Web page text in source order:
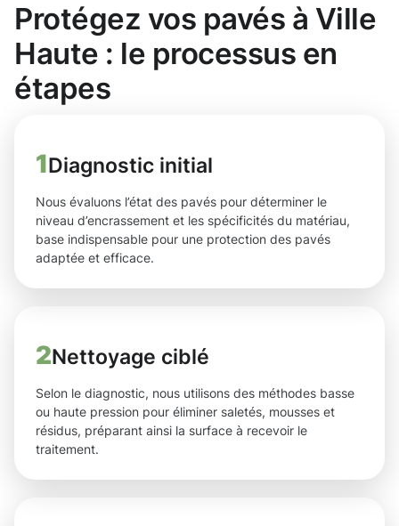
Protégez vos pavés à Ville
Haute : le processus en
étapes
1Diagnostic initial
Nous évaluons l’état des pavés pour déterminer le
niveau d’encrassement et les spécificités du matériau,
base indispensable pour une protection des pavés
adaptée et efficace.
2Nettoyage ciblé
Selon le diagnostic, nous utilisons des méthodes basse
ou haute pression pour éliminer saletés, mousses et
résidus, préparant ainsi la surface à recevoir le
traitement.